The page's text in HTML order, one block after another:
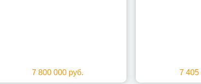
7 800 000 руб. 7 405